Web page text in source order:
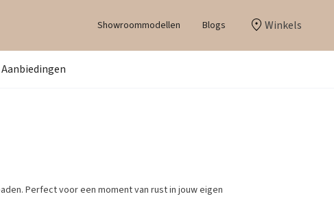
Showroommodellen Blogs Winkels
Aanbiedingen
Perfect voor een moment van rust in jouw eigen